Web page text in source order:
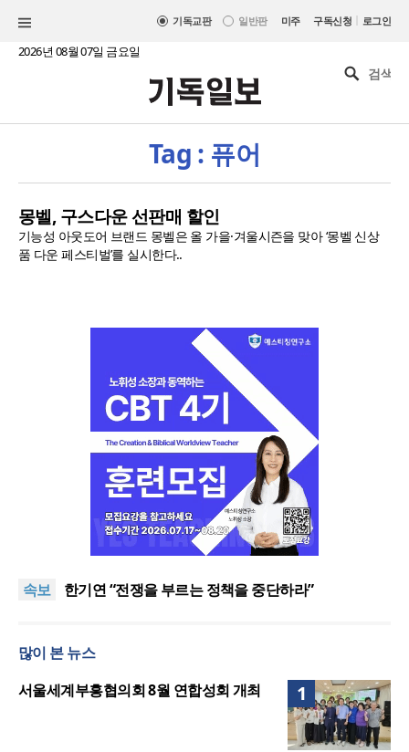
기독교판 일반판 미주 구독신청 | 로그인
2026년 08월 07일 금요일
Tag : 퓨어
몽벨, 구스다운 선판매 할인
기능성 아웃도어 브랜드 몽벨은 올 가을·겨울시즌을 맞아 ‘몽벨 신상
품 다운 페스티벌’를 실시한다..
속보
“한국 복음의 시작에는 미국보다 먼저 일본이 있었습
주길”
한기연 “전쟁을 부르는 정책을 중단하라”
성회 위해 협력
“한국 복음의 시작에는 미국보다 먼저 일본이 있었습
“기도로 시작한 스틸 美 대사, 한미동맹의 가교 되어
주길”
많이 본 뉴스
1
서울세계부흥협의회 8월 연합성회 개최